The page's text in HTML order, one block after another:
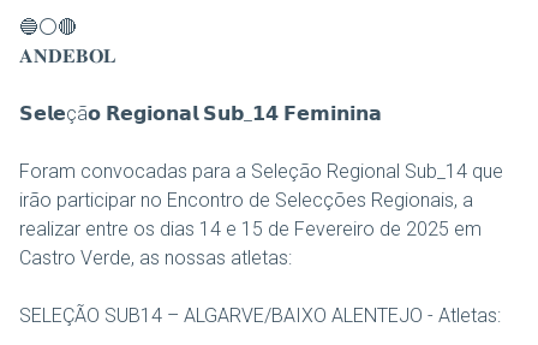
🔵⚪🔴
𝐀𝐍𝐃𝐄𝐁𝐎𝐋
𝗦𝗲𝗹𝗲çã𝗼 𝗥𝗲𝗴𝗶𝗼𝗻𝗮𝗹 𝗦𝘂𝗯_𝟭𝟰 𝗙𝗲𝗺𝗶𝗻𝗶𝗻𝗮
Foram convocadas para a Seleção Regional Sub_14 que
irão participar no Encontro de Selecções Regionais, a
realizar entre os dias 14 e 15 de Fevereiro de 2025 em
Castro Verde, as nossas atletas:
SELEÇÃO SUB14 – ALGARVE/BAIXO ALENTEJO - Atletas: